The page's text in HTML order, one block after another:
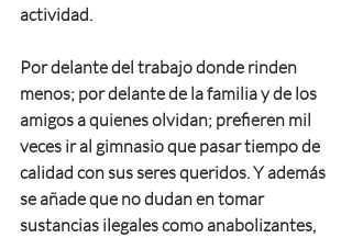
actividad.
Por delante del trabajo donde rinden
menos; por delante de la familia y de los
amigos a quienes olvidan; prefieren mil
veces ir al gimnasio que pasar tiempo de
calidad con sus seres queridos. Y además
se añade que no dudan en tomar
sustancias ilegales como anabolizantes,